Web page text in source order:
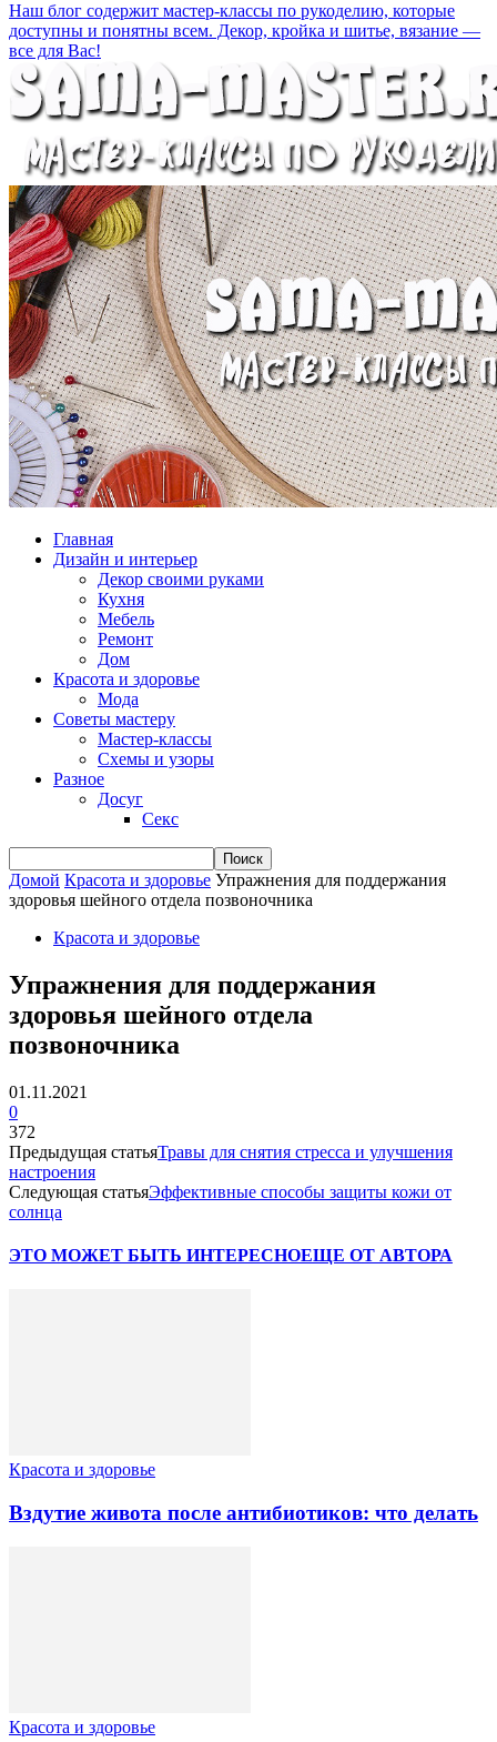
Наш блог содержит мастер-классы по рукоделию, которые
доступны и понятны всем. Декор, кройка и шитье, вязание —
все для Вас!
Главная
Дизайн и интерьер
Декор своими руками
Кухня
Мебель
Ремонт
Дом
Красота и здоровье
Мода
Советы мастеру
Мастер-классы
Схемы и узоры
Разное
Досуг
Секс
Домой Красота и здоровье Упражнения для поддержания
здоровья шейного отдела позвоночника
Красота и здоровье
Упражнения для поддержания
здоровья шейного отдела
позвоночника
01.11.2021
0
372
Предыдущая статьяТравы для снятия стресса и улучшения
настроения
Следующая статьяЭффективные способы защиты кожи от
солнца
ЭТО МОЖЕТ БЫТЬ ИНТЕРЕСНОЕЩЕ ОТ АВТОРА
Красота и здоровье
Вздутие живота после антибиотиков: что делать
Красота и здоровье